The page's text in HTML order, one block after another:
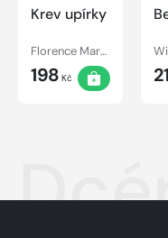
Krev upírky
Florence Marryat
198 Kč